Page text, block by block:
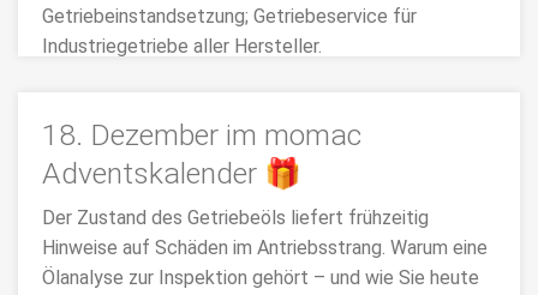
Getriebeinstandsetzung; Getriebeservice für
Industriegetriebe aller Hersteller.
18. Dezember im momac
Adventskalender 🎁
Der Zustand des Getriebeöls liefert frühzeitig
Hinweise auf Schäden im Antriebsstrang. Warum eine
Ölanalyse zur Inspektion gehört – und wie Sie heute